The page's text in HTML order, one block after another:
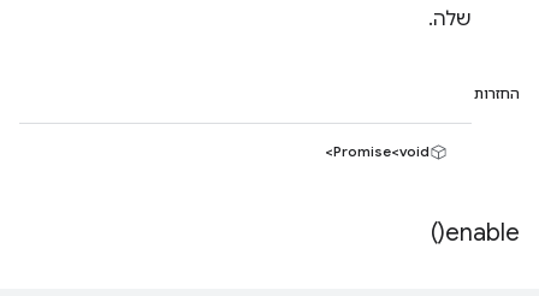
שלה.
החזרות
Promise<void>
enable(
)